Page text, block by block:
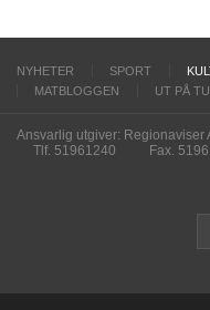
NYHETER SPORT
MATBLOGGEN
UT PÅ
Ansvarlig utgiver: Regionaviser
Tlf. 51961240
Fax.